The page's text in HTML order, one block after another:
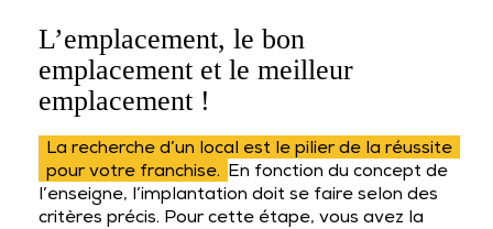
L’emplacement, le bon
emplacement et le meilleur
emplacement !
La recherche d’un local est le pilier de la réussite
pour votre franchise. En fonction du concept de
l’enseigne, l’implantation doit se faire selon des
critères précis. Pour cette étape, vous avez la